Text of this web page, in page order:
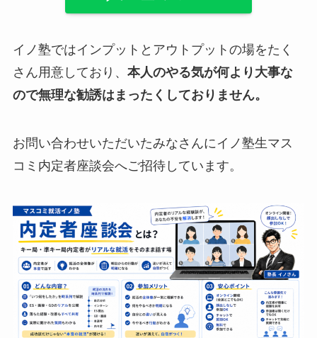
イノ塾ではインプットとアウトプットの場をたく
さん用意しており、 本人のやる気が何より大事な
ので無理な勧誘はまったくしておりません。
お問い合わせいただいたみなさんにイノ塾生マス
コミ内定者座談会へご招待しています。